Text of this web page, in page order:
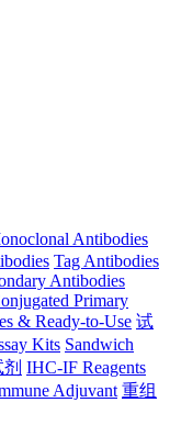
Antibodies
Tag Antibodies
Antibodies
Primary
& Ready-to-Use 试
Kits Sandwich
IHC-IF Reagents
Adjuvant 重组